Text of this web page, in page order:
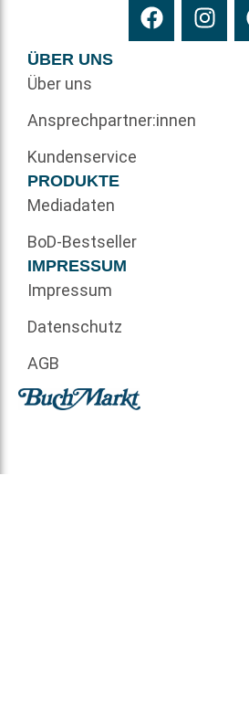
ÜBER UNS
Über uns
Ansprechpartner:innen
Kundenservice
PRODUKTE
Mediadaten
BoD-Bestseller
IMPRESSUM
Impressum
Datenschutz
AGB